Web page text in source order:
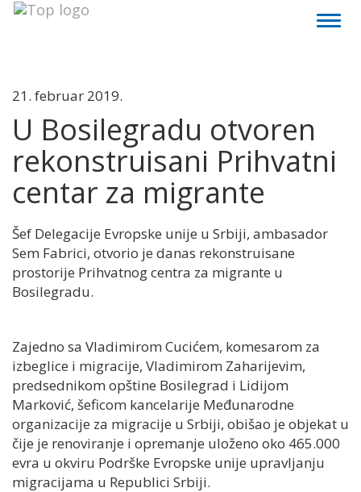
21. februar 2019.
U Bosilegradu otvoren
rekonstruisani Prihvatni
centar za migrante
Šef Delegacije Evropske unije u Srbiji, ambasador
Sem Fabrici, otvorio je danas rekonstruisane
prostorije Prihvatnog centra za migrante u
Bosilegradu.
Zajedno sa Vladimirom Cucićem, komesarom za
izbeglice i migracije, Vladimirom Zaharijevim,
predsednikom opštine Bosilegrad i Lidijom
Marković, šeficom kancelarije Međunarodne
organizacije za migracije u Srbiji, obišao je objekat u
čije je renoviranje i opremanje uloženo oko 465.000
evra u okviru Podrške Evropske unije upravljanju
migracijama u Republici Srbiji.